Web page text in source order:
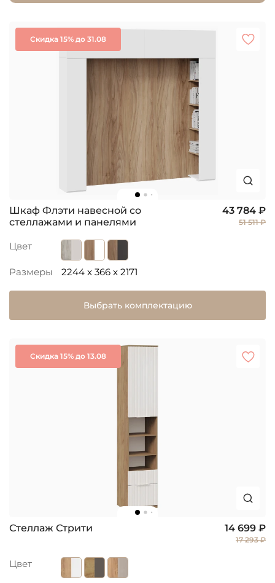
Скидка 15% до 31.08
Шкаф Флэти навесной со
стеллажами и панелями
43 784 ₽
51 511 ₽
Цвет
Размеры 2244 x 366 x 2171
Выбрать комплектацию
Скидка 15% до 13.08
Стеллаж Стрити 14 699 ₽
17 293 ₽
Цвет